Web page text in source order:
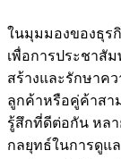
ในมุมมองของธุร
เพื่อการประชาสั
สร้างและรักษาค
ลูกค้าหรือคู่ค้าสา
รู้สึกที่ดีต่อกัน หลา
กลยุทธ์ในการดูแ